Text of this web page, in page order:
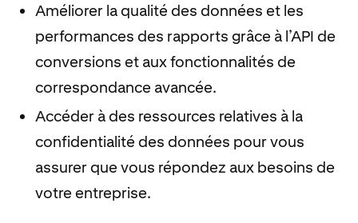
Améliorer la qualité des données et les
performances des rapports grâce à l’API de
conversions et aux fonctionnalités de
correspondance avancée.
Accéder à des ressources relatives à la
confidentialité des données pour vous
assurer que vous répondez aux besoins de
votre entreprise.